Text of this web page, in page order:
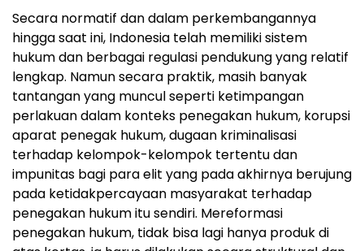
Secara normatif dan dalam perkembangannya
hingga saat ini, Indonesia telah memiliki sistem
hukum dan berbagai regulasi pendukung yang relatif
lengkap. Namun secara praktik, masih banyak
tantangan yang muncul seperti ketimpangan
perlakuan dalam konteks penegakan hukum, korupsi
aparat penegak hukum, dugaan kriminalisasi
terhadap kelompok-kelompok tertentu dan
impunitas bagi para elit yang pada akhirnya berujung
pada ketidakpercayaan masyarakat terhadap
penegakan hukum itu sendiri. Mereformasi
penegakan hukum, tidak bisa lagi hanya produk di